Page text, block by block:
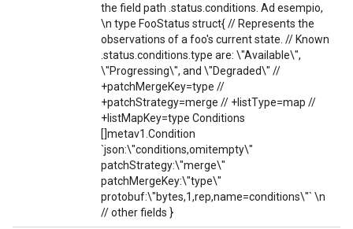
the field path .status.conditions. Ad esempio,
\n type FooStatus struct{ // Represents the
observations of a foo's current state. // Known
.status.conditions.type are: \"Available\",
\"Progressing\", and \"Degraded\" //
+patchMergeKey=type //
+patchStrategy=merge // +listType=map //
+listMapKey=type Conditions
[]metav1.Condition
`json:\"conditions,omitempty\"
patchStrategy:\"merge\"
patchMergeKey:\"type\"
protobuf:\"bytes,1,rep,name=conditions\"` \n
// other fields }